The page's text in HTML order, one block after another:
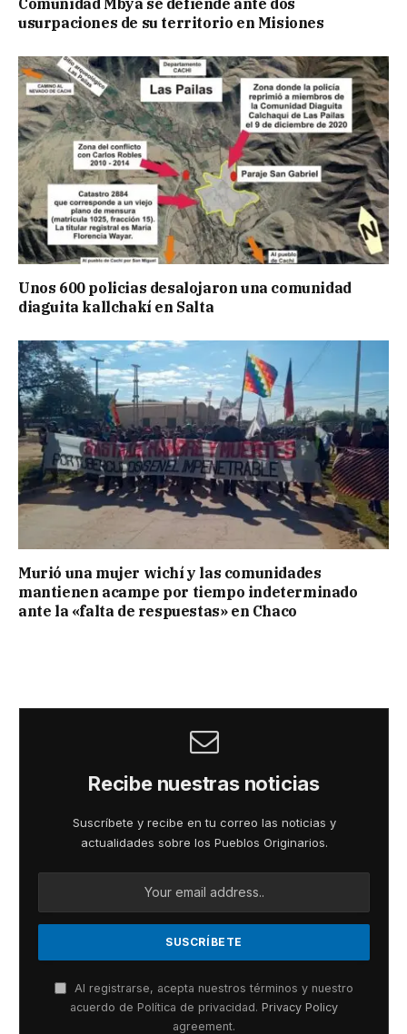
usurpaciones de su territorio en Misiones
Unos 600 policias desalojaron una comunidad
diaguita kallchakí en Salta
Murió una mujer wichí y las comunidades
mantienen acampe por tiempo indeterminado
ante la «falta de respuestas» en Chaco
Recibe nuestras noticias
Suscríbete y recibe en tu correo las noticias y
actualidades sobre los Pueblos Originarios.
Al registrarse, acepta nuestros términos y nuestro
acuerdo de Política de privacidad. Privacy Policy
agreement.